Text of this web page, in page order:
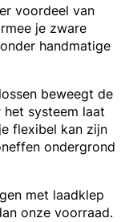
voordeel van
je zware
handmatige
beweegt de
systeem laat
flexibel kan zijn
ondergrond
met laadklep
onze voorraad.